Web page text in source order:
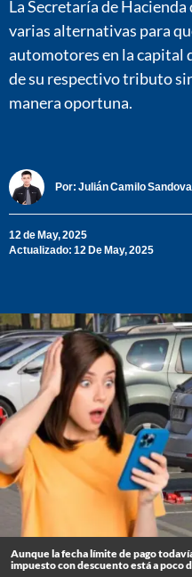
La Secretaría de
varias alternativas para
automotores en la capital
de su respectivo tributo
manera oportuna.
Por: Julián Camilo
12 de May, 2025
Actualizado: 12 De May, 2025
Aunque la fecha límite de pago
impuesto con descuento está a poco